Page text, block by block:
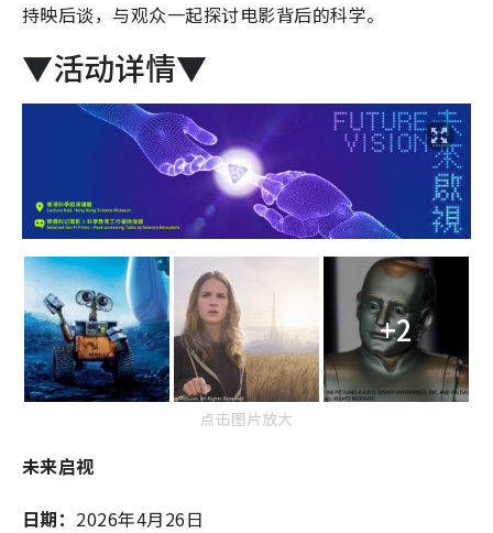
持映后谈，与观众一起探讨电影背后的科学。
▼活动详情▼
+2
点击图片放大
未来启视
日期： 2026年4月26日